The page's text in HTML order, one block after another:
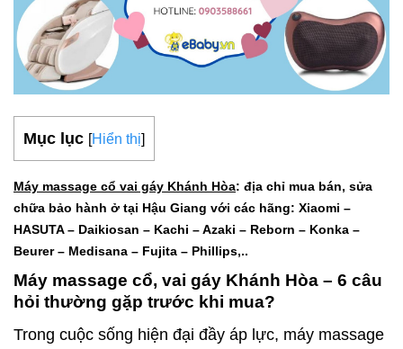
Mục lục [Hiển thị]
Máy massage cổ vai gáy Khánh Hòa: địa chỉ mua bán, sửa
chữa bảo hành ở tại Hậu Giang với các hãng: Xiaomi –
HASUTA – Daikiosan – Kachi – Azaki – Reborn – Konka –
Beurer – Medisana – Fujita – Phillips,..
Máy massage cổ, vai gáy Khánh Hòa – 6 câu
hỏi thường gặp trước khi mua?
Trong cuộc sống hiện đại đầy áp lực, máy massage